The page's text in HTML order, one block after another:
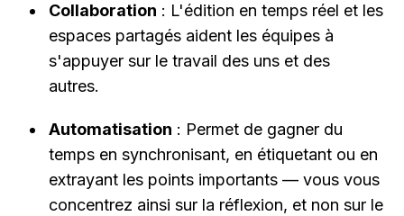
Collaboration : L'édition en temps réel et les
espaces partagés aident les équipes à
s'appuyer sur le travail des uns et des
autres.
Automatisation : Permet de gagner du
temps en synchronisant, en étiquetant ou en
extrayant les points importants — vous vous
concentrez ainsi sur la réflexion, et non sur le